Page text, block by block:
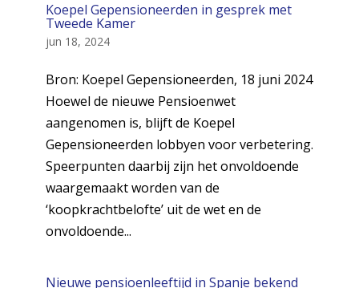
Koepel Gepensioneerden in gesprek met
Tweede Kamer
jun 18, 2024
Bron: Koepel Gepensioneerden, 18 juni 2024
Hoewel de nieuwe Pensioenwet
aangenomen is, blijft de Koepel
Gepensioneerden lobbyen voor verbetering.
Speerpunten daarbij zijn het onvoldoende
waargemaakt worden van de
‘koopkrachtbelofte’ uit de wet en de
onvoldoende...
Nieuwe pensioenleeftijd in Spanje bekend